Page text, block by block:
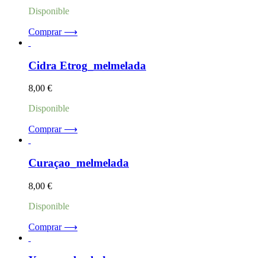
Disponible
Comprar ⟶
Cidra Etrog_melmelada
8,00 €
Disponible
Comprar ⟶
Curaçao_melmelada
8,00 €
Disponible
Comprar ⟶